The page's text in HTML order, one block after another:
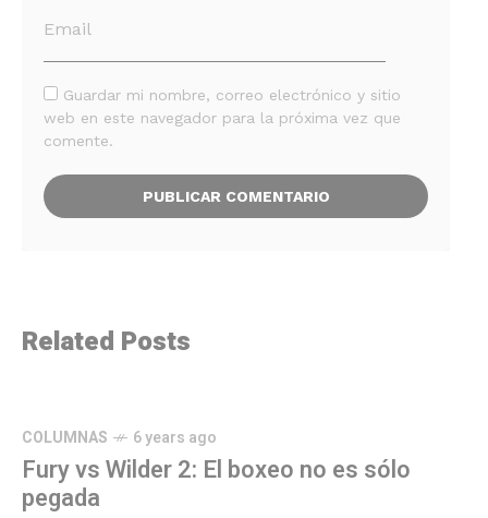
Guardar mi nombre, correo electrónico y sitio
web en este navegador para la próxima vez que
comente.
Related Posts
COLUMNAS 6 years ago
Fury vs Wilder 2: El boxeo no es sólo
pegada